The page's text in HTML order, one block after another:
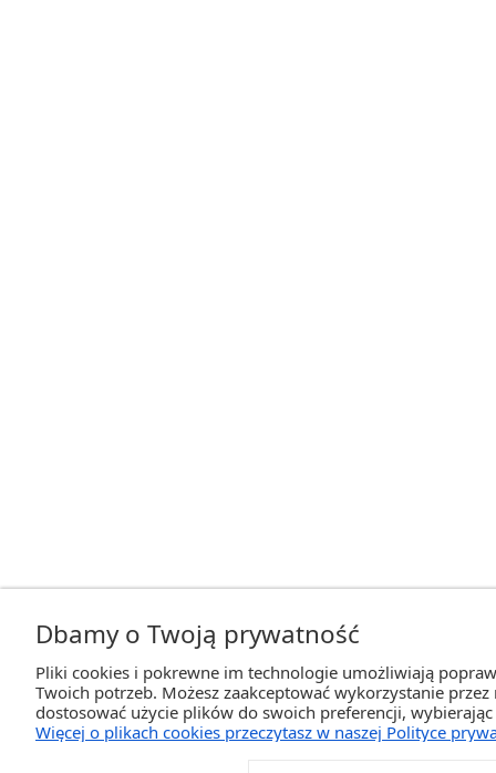
Dbamy o Twoją prywatność
Pliki cookies i pokrewne im technologie umożliwiają
Twoich potrzeb. Możesz zaakceptować wykorzystanie
dostosować użycie plików do swoich preferencji,
Więcej o plikach cookies przeczytasz w naszej Polityce